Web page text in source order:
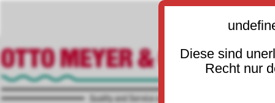
Diese sind
Recht nur